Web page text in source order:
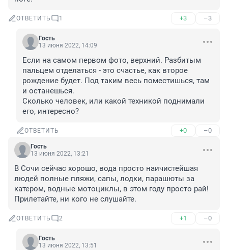
ОТВЕТИТЬ 1 +3 –3
Гость
13 июня 2022, 14:09
Если на самом первом фото, верхний. Разбитым
пальцем отделаться - это счастье, как второе
рождение будет. Под таким весь поместишься, там
и останешься.
Сколько человек, или какой техникой поднимали
его, интересно?
ОТВЕТИТЬ +0 –0
Гость
13 июня 2022, 13:21
В Сочи сейчас хорошо, вода просто наичистейшая
людей полные пляжи, сапы, лодки, парашюты за
катером, водные мотоциклы, в этом году просто рай!
Прилетайте, ни кого не слушайте.
ОТВЕТИТЬ 2 +1 –0
Гость
13 июня 2022, 13:51